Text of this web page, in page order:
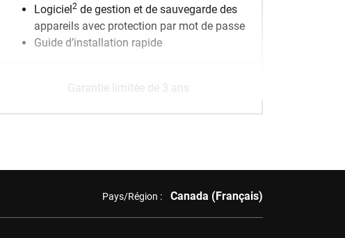
Logiciel2 de gestion et de sauvegarde des
appareils avec protection par mot de passe
Guide d’installation rapide
Garantie limitée de 3 ans
Pays/Région : Canada (Français)